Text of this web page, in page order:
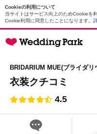
Cookieの利用について
当サイトはサービス向上のためCookieを
Cookie利用に同意したことになります。
BRIDARIUM MUE(ブライダリ
衣装クチコミ
4.5